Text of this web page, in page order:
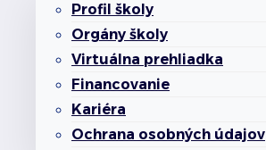
Profil školy
Orgány školy
Virtuálna prehliadka
Financovanie
Kariéra
Ochrana osobných údajov